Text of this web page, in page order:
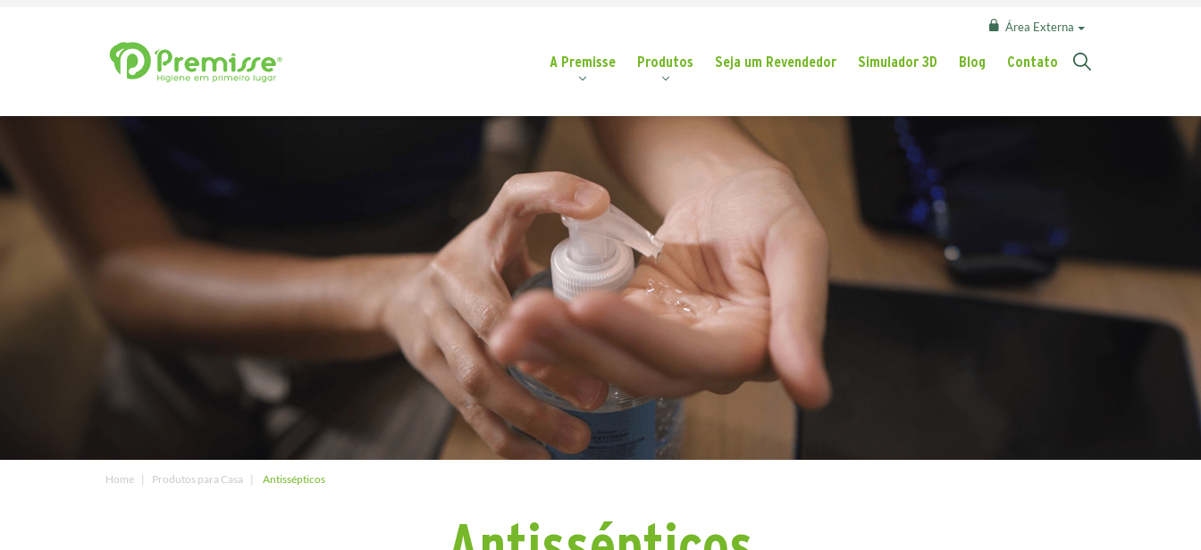
Área Externa
A Premisse Produtos Seja um Revendedor Simulador 3D Blog Contato
Home Produtos para Casa Antissépticos